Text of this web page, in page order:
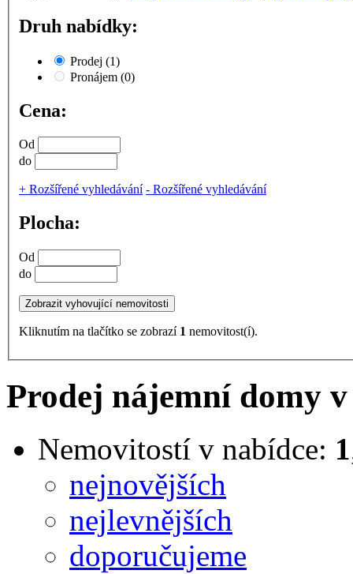
Druh nabídky:
Prodej (1)
Pronájem (0)
Cena:
Od
do
+ Rozšířené vyhledávání - Rozšířené vyhledávání
Plocha:
Od
do
Kliknutím na tlačítko se zobrazí 1 nemovitost(í).
Prodej nájemní domy
Nemovitostí v nabídce: 1
nejnovějších
nejlevnějších
doporučujeme